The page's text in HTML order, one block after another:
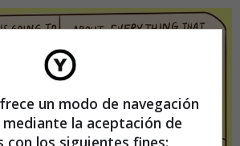
un modo de navegación
la aceptación de
con los siguientes fines: